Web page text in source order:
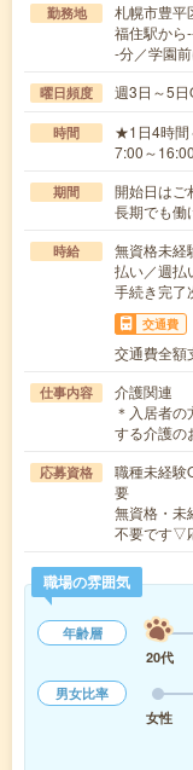
勤務地
札幌市豊平
福住駅から
-分／学園
曜日頻度 週3日～5
時間
★1日4時間
7:00～
期間
開始日は
長期でも働
時給
無資格未
払い／週払
手続き完了
交通費
交通費全額
仕事内容
介護関連
＊入居者
する介護の
応募資格
職種未経験
要
無資格・
不要です▽
職場の雰囲気
年齢層
20代
男女比率
女性